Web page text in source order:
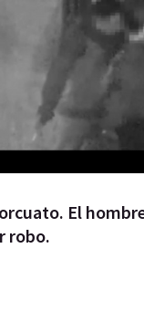
El
robo.